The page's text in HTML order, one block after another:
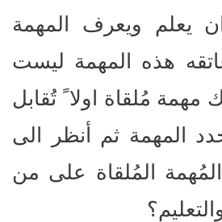
يعلم ويعرف المهمة
هذه المهمة ليست
مهمة مُلقاة اولا ً تُقابل
المهمة ثم أنظر الى
المُلقاة على من